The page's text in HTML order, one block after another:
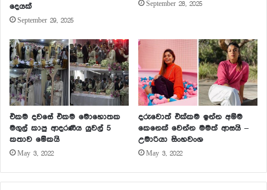
දෙයක්
September 29, 2025
September 28, 2025
එකම දවසේ එකම මොහොතක
මගුල් කාපු ආදරණීය යුවල් 5
කතාව මේකයි
May 3, 2022
දරුවොත් එක්කම ඉන්න අම්ම
කෙනෙක් වෙන්න මමත් ආසයි –
උමාරියා සිංහවංශ
May 3, 2022